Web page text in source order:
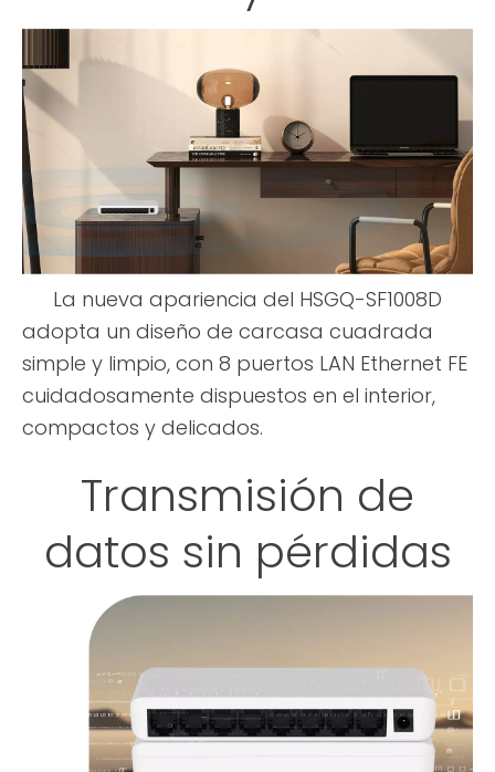
La nueva apariencia del HSGQ-SF1008D
adopta un diseño de carcasa cuadrada
simple y limpio, con 8 puertos LAN Ethernet FE
cuidadosamente dispuestos en el interior,
compactos y delicados.
Transmisión de
datos sin pérdidas